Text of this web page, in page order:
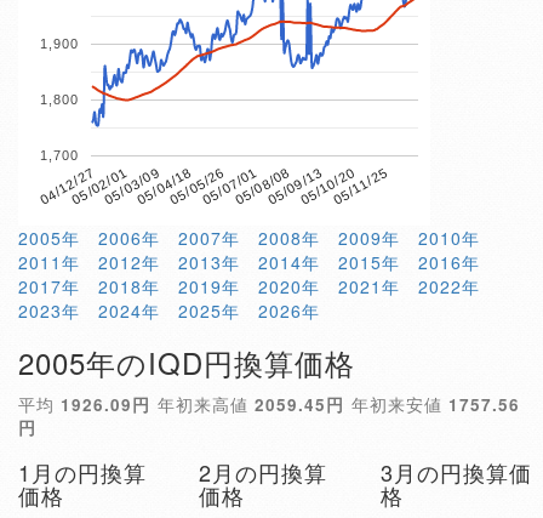
04/12/2705/02/0105/03/0905/04/1805/05/2605/07/0105/08/0805/09/1305/10/2005/11/25
1,700
1,800
1,900
2005年 2006年 2007年 2008年 2009年
2010年
2011年
2012年 2013年 2014年 2015年
2016年
2017年
2018年 2019年 2020年 2021年
2022年
2023年
2024年 2025年 2026年
2005年のIQD円換算価格
平均 1926.09円 年初来高値 2059.45円 年初来安値 1757.56
円
1月の円換算
価格
2月の円換算
価格
3月の円換算価
格